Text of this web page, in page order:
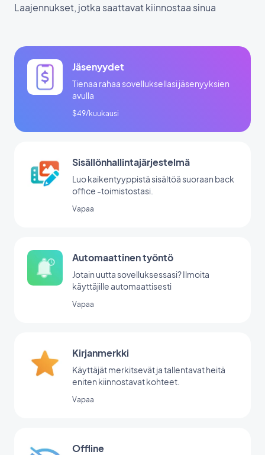
Laajennukset, jotka saattavat kiinnostaa sinua
Jäsenyydet
Tienaa rahaa sovelluksellasi jäsenyyksien
avulla
$49/kuukausi
Sisällönhallintajärjestelmä
Luo kaikentyyppistä sisältöä suoraan back
office -toimistostasi.
Vapaa
Automaattinen työntö
Jotain uutta sovelluksessasi? Ilmoita
käyttäjille automaattisesti
Vapaa
Kirjanmerkki
Käyttäjät merkitsevät ja tallentavat heitä
eniten kiinnostavat kohteet.
Vapaa
Offline